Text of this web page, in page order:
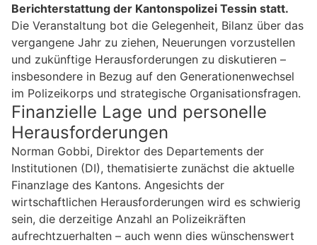
Berichterstattung der Kantonspolizei Tessin statt.
Die Veranstaltung bot die Gelegenheit, Bilanz über das
vergangene Jahr zu ziehen, Neuerungen vorzustellen
und zukünftige Herausforderungen zu diskutieren –
insbesondere in Bezug auf den Generationenwechsel
im Polizeikorps und strategische Organisationsfragen.
Finanzielle Lage und personelle
Herausforderungen
Norman Gobbi, Direktor des Departements der
Institutionen (DI), thematisierte zunächst die aktuelle
Finanzlage des Kantons. Angesichts der
wirtschaftlichen Herausforderungen wird es schwierig
sein, die derzeitige Anzahl an Polizeikräften
aufrechtzuerhalten – auch wenn dies wünschenswert